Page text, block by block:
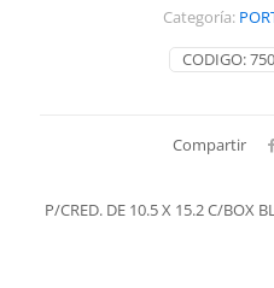
CODIGO:
Categoría:
Compartir
P/CRED. DE 10.5 X 15.2 C/BOX